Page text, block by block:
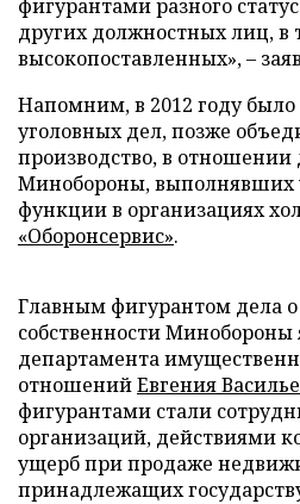
фигурантами разного
других должностных лиц, в
высокопоставленных», –
Напомним, в 2012 году было
уголовных дел, позже
производство, в
Минобороны, выполнявших
функции в организациях
«Оборонсервис».
Главным фигурантом дела
собственности Минобороны
департамента
отношенийЕвгения
фигурантами стали
организаций, действиями
ущерб при продаже
принадлежащих